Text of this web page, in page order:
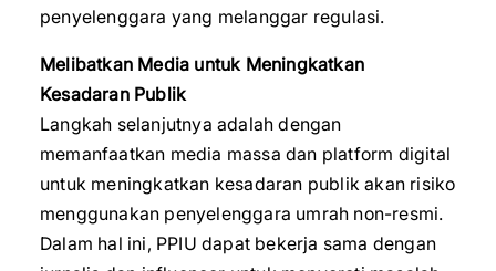
penyelenggara yang melanggar regulasi.
Melibatkan Media untuk Meningkatkan
Kesadaran Publik
Langkah selanjutnya adalah dengan
memanfaatkan media massa dan platform digital
untuk meningkatkan kesadaran publik akan risiko
menggunakan penyelenggara umrah non-resmi.
Dalam hal ini, PPIU dapat bekerja sama dengan